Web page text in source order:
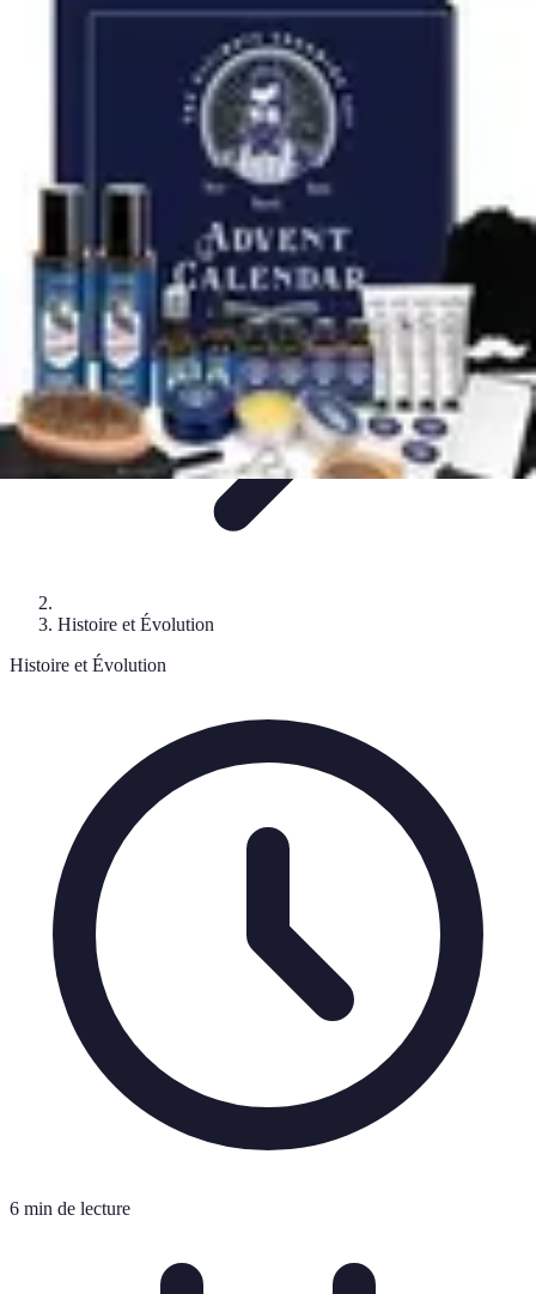
Horlogerie de Luxe
Guides d'AchatTechniques et
Cadeaux et OccasionsMode et Accessoires
Horlogerie de Luxe
Histoire et Évolution
Histoire et Évolution
6 min de lecture